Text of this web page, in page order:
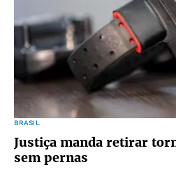
BRASIL
Justiça manda retirar
sem pernas